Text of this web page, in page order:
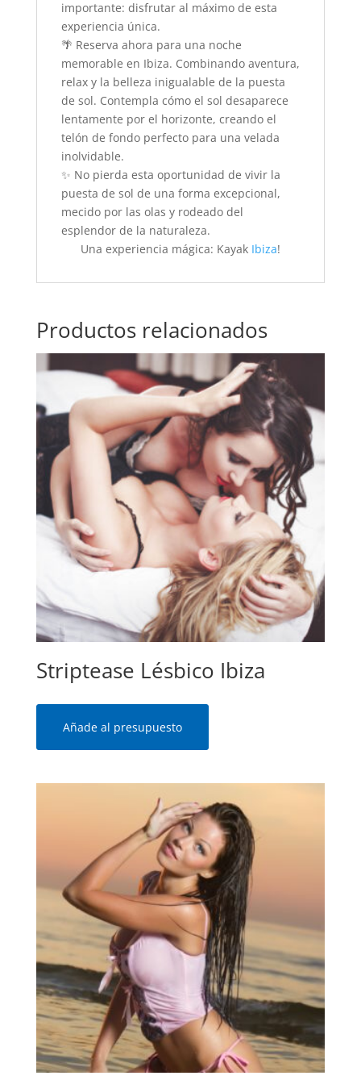
importante: disfrutar al máximo de esta
experiencia única.
🌴 Reserva ahora para una noche
memorable en Ibiza. Combinando aventura,
relax y la belleza inigualable de la puesta
de sol. Contempla cómo el sol desaparece
lentamente por el horizonte, creando el
telón de fondo perfecto para una velada
inolvidable.
✨ No pierda esta oportunidad de vivir la
puesta de sol de una forma excepcional,
mecido por las olas y rodeado del
esplendor de la naturaleza.
Una experiencia mágica: Kayak Ibiza!
Productos relacionados
Striptease Lésbico Ibiza
Añade al presupuesto